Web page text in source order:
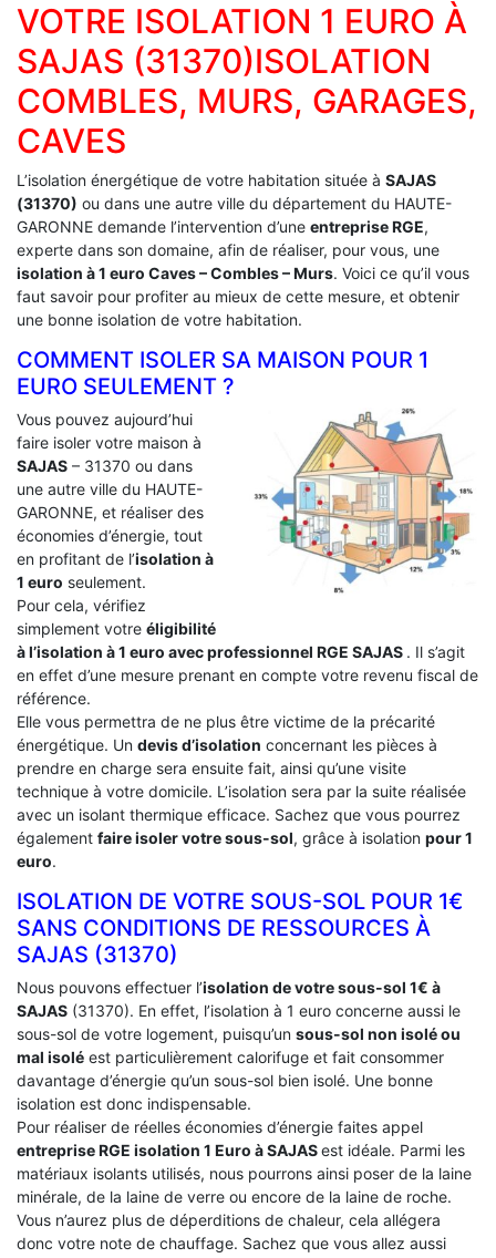
VOTRE ISOLATION 1 EURO À
SAJAS (31370)ISOLATION
COMBLES, MURS, GARAGES,
CAVES
L’isolation énergétique de votre habitation située à SAJAS
(31370) ou dans une autre ville du département du HAUTE-
GARONNE demande l’intervention d’une entreprise RGE,
experte dans son domaine, afin de réaliser, pour vous, une
isolation à 1 euro Caves – Combles – Murs. Voici ce qu’il vous
faut savoir pour profiter au mieux de cette mesure, et obtenir
une bonne isolation de votre habitation.
COMMENT ISOLER SA MAISON POUR 1
EURO SEULEMENT ?
Vous pouvez aujourd’hui
faire isoler votre maison à
SAJAS – 31370 ou dans
une autre ville du HAUTE-
GARONNE, et réaliser des
économies d’énergie, tout
en profitant de l’isolation à
1 euro seulement.
Pour cela, vérifiez
simplement votre éligibilité
à l’isolation à 1 euro avec professionnel RGE SAJAS . Il s’agit
en effet d’une mesure prenant en compte votre revenu fiscal de
référence.
Elle vous permettra de ne plus être victime de la précarité
énergétique. Un devis d’isolation concernant les pièces à
prendre en charge sera ensuite fait, ainsi qu’une visite
technique à votre domicile. L’isolation sera par la suite réalisée
avec un isolant thermique efficace. Sachez que vous pourrez
également faire isoler votre sous-sol, grâce à isolation pour 1
euro.
ISOLATION DE VOTRE SOUS-SOL POUR 1€
SANS CONDITIONS DE RESSOURCES À
‎SAJAS (31370)
Nous pouvons effectuer l’isolation de votre sous-sol 1€ à
SAJAS (31370). En effet, l’isolation à 1 euro concerne aussi le
sous-sol de votre logement, puisqu’un sous-sol non isolé ou
mal isolé est particulièrement calorifuge et fait consommer
davantage d’énergie qu’un sous-sol bien isolé. Une bonne
isolation est donc indispensable.
Pour réaliser de réelles économies d’énergie faites appel
entreprise RGE isolation 1 Euro à SAJASest idéale. Parmi les
matériaux isolants utilisés, nous pourrons ainsi poser de la laine
minérale, de la laine de verre ou encore de la laine de roche.
Vous n’aurez plus de déperditions de chaleur, cela allégera
donc votre note de chauffage. Sachez que vous allez aussi